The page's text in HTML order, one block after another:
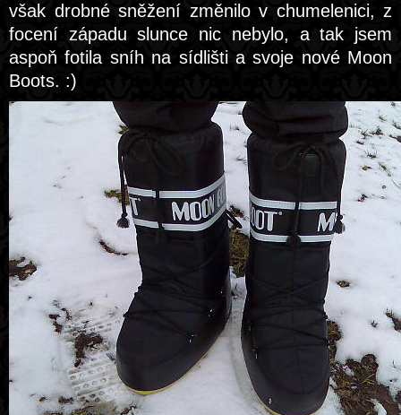
však drobné sněžení změnilo v chumelenici, z
focení západu slunce nic nebylo, a tak jsem
aspoň fotila sníh na sídlišti a svoje nové Moon
Boots. :)